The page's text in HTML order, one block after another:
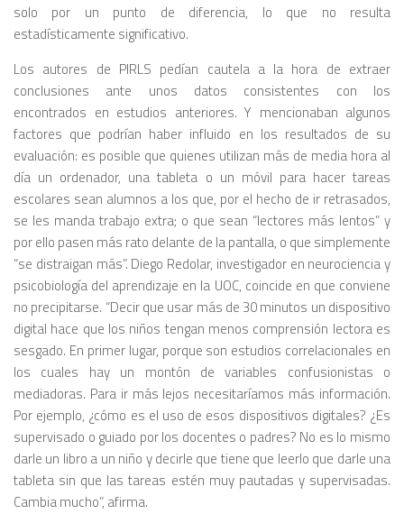
solo por un punto de diferencia, lo que no resulta
estadísticamente significativo.
Los autores de PIRLS pedían cautela a la hora de extraer
conclusiones ante unos datos consistentes con los
encontrados en estudios anteriores. Y mencionaban algunos
factores que podrían haber influido en los resultados de su
evaluación: es posible que quienes utilizan más de media hora al
día un ordenador, una tableta o un móvil para hacer tareas
escolares sean alumnos a los que, por el hecho de ir retrasados,
se les manda trabajo extra; o que sean “lectores más lentos” y
por ello pasen más rato delante de la pantalla, o que simplemente
“se distraigan más”. Diego Redolar, investigador en neurociencia y
psicobiología del aprendizaje en la UOC, coincide en que conviene
no precipitarse. “Decir que usar más de 30 minutos un dispositivo
digital hace que los niños tengan menos comprensión lectora es
sesgado. En primer lugar, porque son estudios correlacionales en
los cuales hay un montón de variables confusionistas o
mediadoras. Para ir más lejos necesitaríamos más información.
Por ejemplo, ¿cómo es el uso de esos dispositivos digitales? ¿Es
supervisado o guiado por los docentes o padres? No es lo mismo
darle un libro a un niño y decirle que tiene que leerlo que darle una
tableta sin que las tareas estén muy pautadas y supervisadas.
Cambia mucho”, afirma.